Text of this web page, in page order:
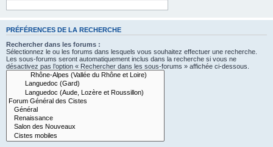
PRÉFÉRENCES DE LA RECHERCHE
Rechercher dans les forums :
Sélectionnez le ou les forums dans lesquels vous souhaitez effectuer une recherche.
Les sous-forums seront automatiquement inclus dans la recherche si vous ne
désactivez pas l’option « Rechercher dans les sous-forums » affichée ci-dessous.